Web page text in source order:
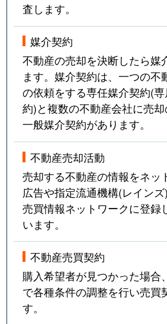
査します。
媒介契約
不動産の売却を決断したら媒
ます。媒介契約は、一つの不
の依頼をする専任媒介契約(
約)と複数の不動産会社に売
一般媒介契約があります。
不動産売却活動
売却する不動産の情報をネッ
広告や指定流通機構(レイン
売買情報ネットワークに登録
います。
不動産売買契約
購入希望者が見つかった場合
で各種条件の調整を行い売買
す。